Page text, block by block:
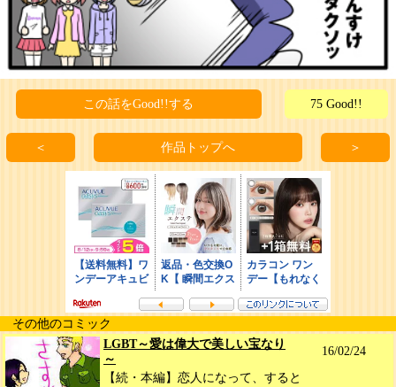
この話をGood!!する 75 Good!!
＜ 作品トップへ ＞
その他のコミック
LGBT～愛は偉大で美しい宝なり
～
16/02/24
【続・本編】恋人になって、すると